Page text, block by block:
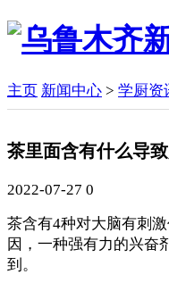
主页 新闻中心 > 学厨资
茶里面含有什么导
2022-07-27 0
茶含有4种对大脑有刺
因，一种强有力的兴奋
到。